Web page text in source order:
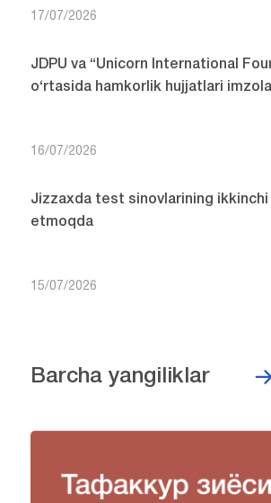
17/07/2026
JDPU va “Unicorn International
o‘rtasida hamkorlik hujjatlari
16/07/2026
Jizzaxda test sinovlarining ikkinchi
etmoqda
15/07/2026
Barcha yangiliklar